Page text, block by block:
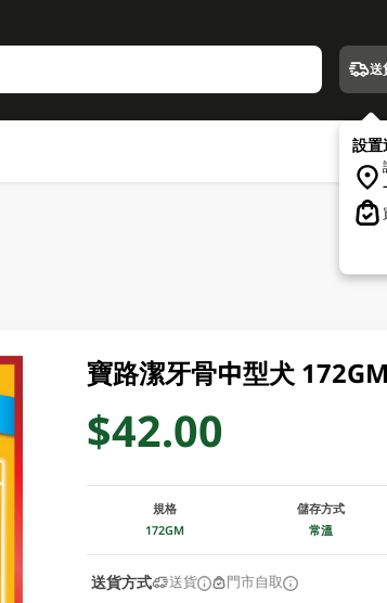
送
設置
寶路潔牙骨中型犬 172GM
$42.00
規格
172GM
儲存方式
常溫
送貨方式 送貨 門市自取